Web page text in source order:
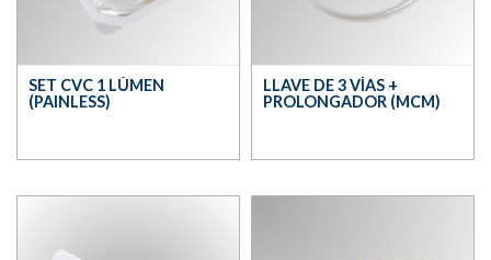
SET CVC 1 LÚMEN
(PAINLESS)
LLAVE DE 3 VÍAS +
PROLONGADOR (MCM)